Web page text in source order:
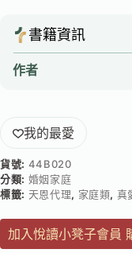
書籍資訊
作者
我的最愛
貨號: 44B020
分類: 婚姻家庭
標籤: 天恩代理, 家庭類, 真
加入悅讀小凳子會員